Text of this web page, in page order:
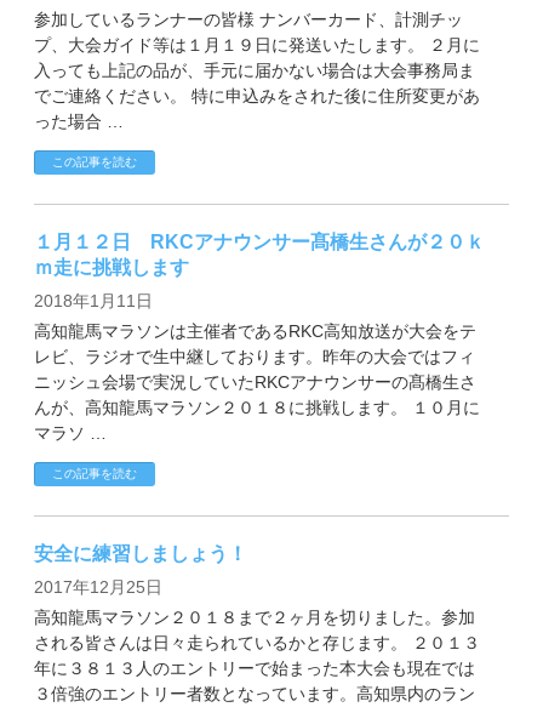
参加しているランナーの皆様 ナンバーカード、計測チッ
プ、大会ガイド等は１月１９日に発送いたします。 ２月に
入っても上記の品が、手元に届かない場合は大会事務局ま
でご連絡ください。 特に申込みをされた後に住所変更があ
った場合 …
この記事を読む
１月１２日 RKCアナウンサー髙橋生さんが２０ｋ
ｍ走に挑戦します
2018年1月11日
高知龍馬マラソンは主催者であるRKC高知放送が大会をテ
レビ、ラジオで生中継しております。昨年の大会ではフィ
ニッシュ会場で実況していたRKCアナウンサーの髙橋生さ
んが、高知龍馬マラソン２０１８に挑戦します。 １０月に
マラソ …
この記事を読む
安全に練習しましょう！
2017年12月25日
高知龍馬マラソン２０１８まで２ヶ月を切りました。参加
される皆さんは日々走られているかと存じます。 ２０１３
年に３８１３人のエントリーで始まった本大会も現在では
３倍強のエントリー者数となっています。高知県内のラン